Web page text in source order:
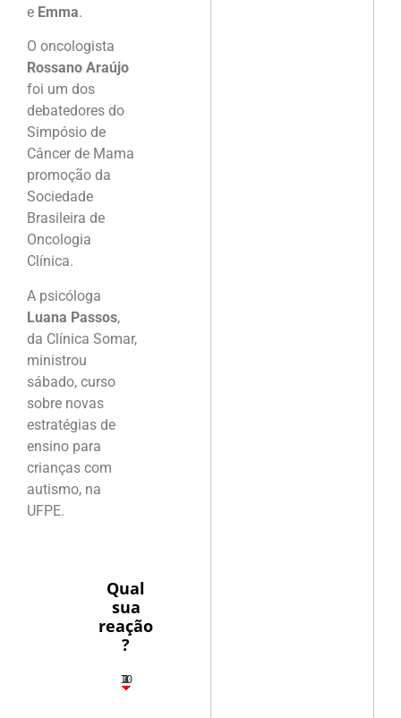
e Emma.
O oncologista
Rossano Araújo
foi um dos
debatedores do
Simpósio de
Câncer de Mama
promoção da
Sociedade
Brasileira de
Oncologia
Clínica.
A psicóloga
Luana Passos,
da Clínica Somar,
ministrou
sábado, curso
sobre novas
estratégias de
ensino para
crianças com
autismo, na
UFPE.
Qual
sua
reação
?
3
1
1
2
10